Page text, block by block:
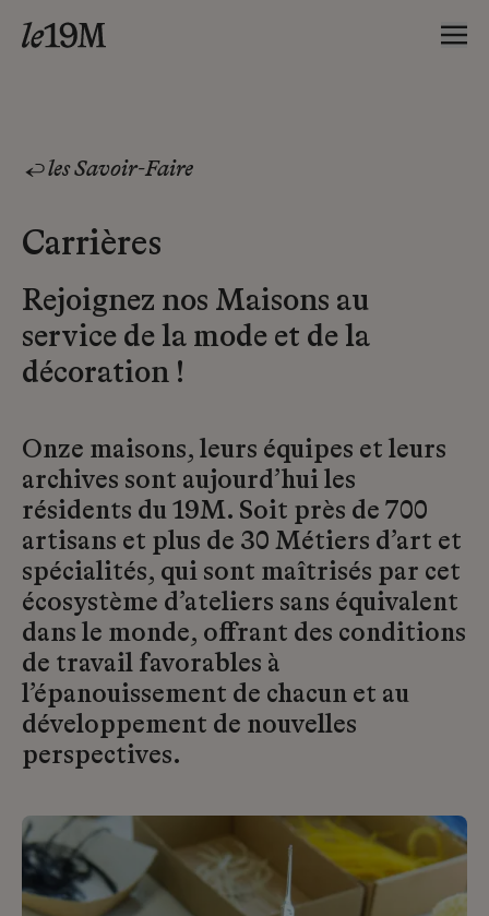
les Savoir-Faire
Carrières
Rejoignez nos Maisons au
service de la mode et de la
décoration !
Onze maisons, leurs équipes et leurs
archives sont aujourd’hui les
résidents du 19M. Soit près de 700
artisans et plus de 30 Métiers d’art et
spécialités, qui sont maîtrisés par cet
écosystème d’ateliers sans équivalent
dans le monde, offrant des conditions
de travail favorables à
l’épanouissement de chacun et au
développement de nouvelles
perspectives.